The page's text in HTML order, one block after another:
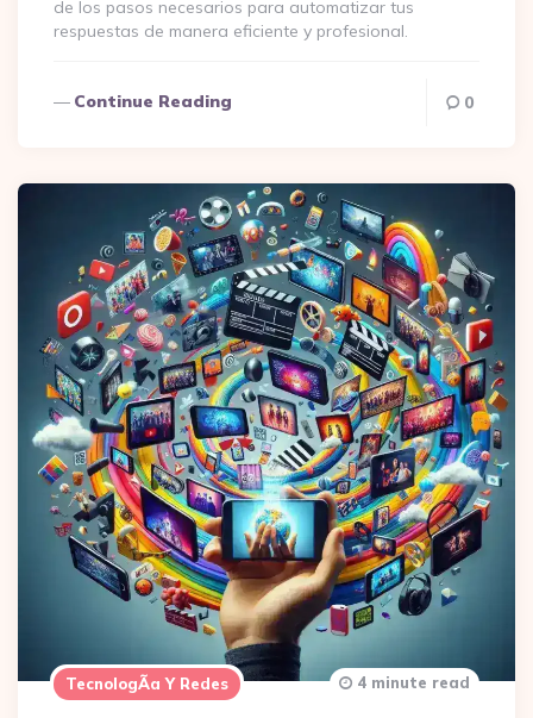
de los pasos necesarios para automatizar tus
respuestas de manera eficiente y profesional.
Continue Reading 0
TecnologÃ­a Y Redes 4 minute read